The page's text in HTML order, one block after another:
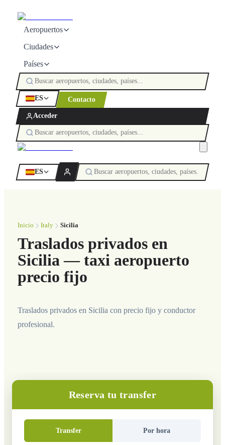
Aeropuertos
Ciudades
Países
ES Contacto
Acceder
ES
Inicio Italy Sicilia
Traslados privados en
Sicilia — taxi aeropuerto
precio fijo
Traslados privados en Sicilia con precio fijo y conductor
profesional.
Reserva tu transfer
Transfer Por hora